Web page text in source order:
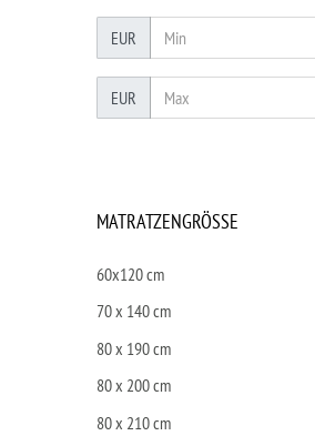
EUR
EUR
MATRATZENGRÖSSE
60x120 cm
70 x 140 cm
80 x 190 cm
80 x 200 cm
80 x 210 cm